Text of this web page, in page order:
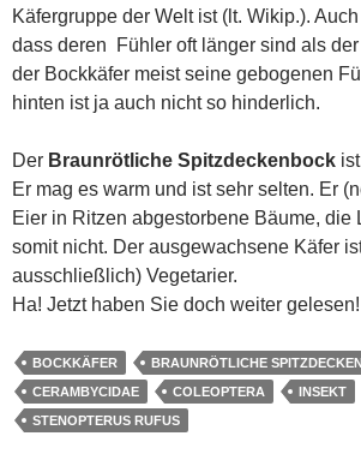
Käfergruppe der Welt ist (lt. Wikip.).
dass deren Fühler oft länger sind als
der Bockkäfer meist seine gebogenen
hinten ist ja auch nicht so hinderlich.
Der Braunrötliche Spitzdeckenbock
Er mag es warm und ist sehr selten. Er
Eier in Ritzen abgestorbene Bäume, die
somit nicht. Der ausgewachsene Käfer
ausschließlich) Vegetarier.
Ha! Jetzt haben Sie doch weiter gelesen!
BOCKKÄFER
BRAUNRÖTLICHE
CERAMBYCIDAE
COLEOPTERA INSEKT
STENOPTERUS RUFUS